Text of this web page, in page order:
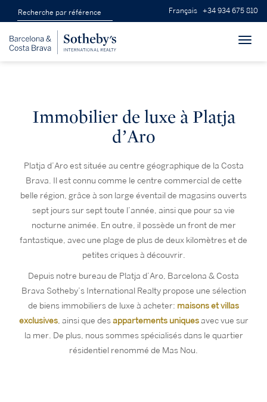
Français +34 934 675 810
Immobilier de luxe à Platja
d’Aro
Platja d’Aro est située au centre géographique de la Costa
Brava. Il est connu comme le centre commercial de cette
belle région, grâce à son large éventail de magasins ouverts
sept jours sur sept toute l’année, ainsi que pour sa vie
nocturne animée. En outre, il possède un front de mer
fantastique, avec une plage de plus de deux kilomètres et de
petites criques à découvrir.
Depuis notre bureau de Platja d’Aro, Barcelona & Costa
Brava Sotheby’s International Realty propose une sélection
de biens immobiliers de luxe à acheter: maisons et villas
exclusives, ainsi que des appartements uniquesavec vue sur
la mer. De plus, nous sommes spécialisés dans le quartier
résidentiel renommé de Mas Nou.